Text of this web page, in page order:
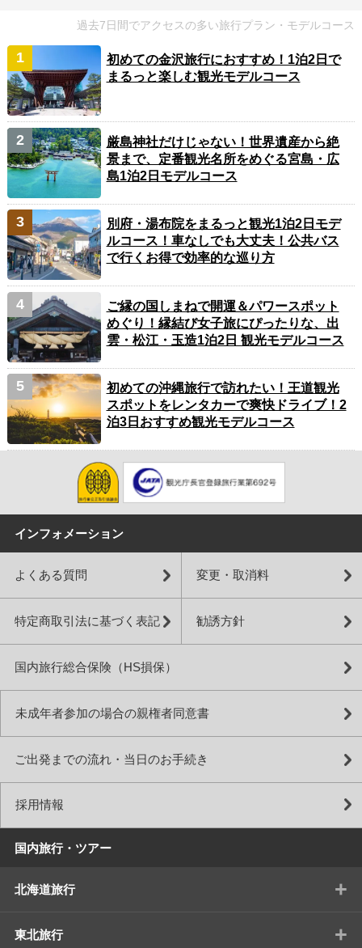
過去7日間でアクセスの多い旅行プラン・モデルコース
初めての金沢旅行におすすめ！1泊2日で
まるっと楽しむ観光モデルコース
厳島神社だけじゃない！世界遺産から絶
景まで、定番観光名所をめぐる宮島・広
島1泊2日モデルコース
別府・湯布院をまるっと観光1泊2日モデ
ルコース！車なしでも大丈夫！公共バス
で行くお得で効率的な巡り方
ご縁の国しまねで開運＆パワースポット
めぐり！縁結び女子旅にぴったりな、出
雲・松江・玉造1泊2日 観光モデルコース
初めての沖縄旅行で訪れたい！王道観光
スポットをレンタカーで爽快ドライブ！2
泊3日おすすめ観光モデルコース
インフォメーション
よくある質問 変更・取消料
特定商取引法に基づく表記 勧誘方針
国内旅行総合保険（HS損保）
未成年者参加の場合の親権者同意書
ご出発までの流れ・当日のお手続き
採用情報
国内旅行・ツアー
北海道旅行 +
東北旅行 +